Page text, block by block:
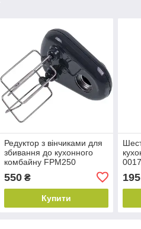
Редуктор з вінчиками для
збивання до кухонного
комбайну FPМ250
550₴
Купити
195